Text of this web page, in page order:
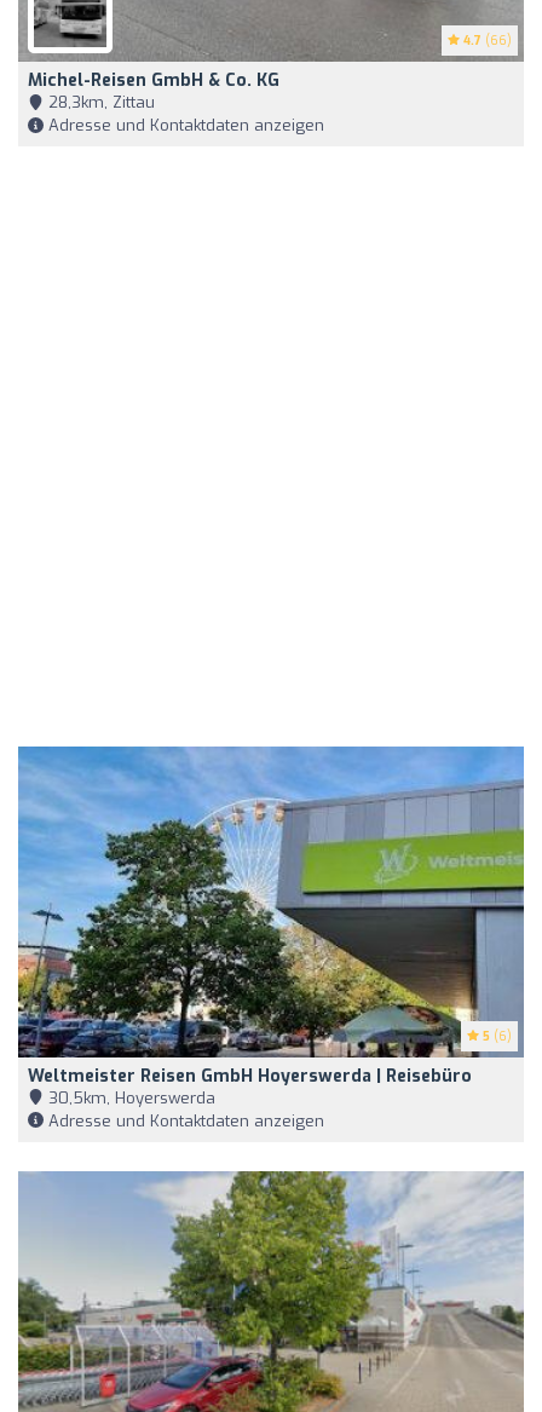
4.7 (66)
Michel-Reisen GmbH & Co. KG
28,3km, Zittau
Adresse und Kontaktdaten anzeigen
5 (6)
Weltmeister Reisen GmbH Hoyerswerda | Reisebüro
30,5km, Hoyerswerda
Adresse und Kontaktdaten anzeigen